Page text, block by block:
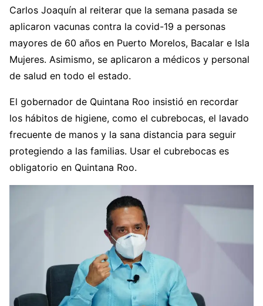
Carlos Joaquín al reiterar que la semana pasada se
aplicaron vacunas contra la covid-19 a personas
mayores de 60 años en Puerto Morelos, Bacalar e Isla
Mujeres. Asimismo, se aplicaron a médicos y personal
de salud en todo el estado.
El gobernador de Quintana Roo insistió en recordar
los hábitos de higiene, como el cubrebocas, el lavado
frecuente de manos y la sana distancia para seguir
protegiendo a las familias. Usar el cubrebocas es
obligatorio en Quintana Roo.